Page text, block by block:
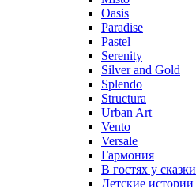
Oasis
Paradise
Pastel
Serenity
Silver and Gold
Splendo
Structura
Urban Art
Vento
Versale
Гармония
В гостях у сказки
Детские истории